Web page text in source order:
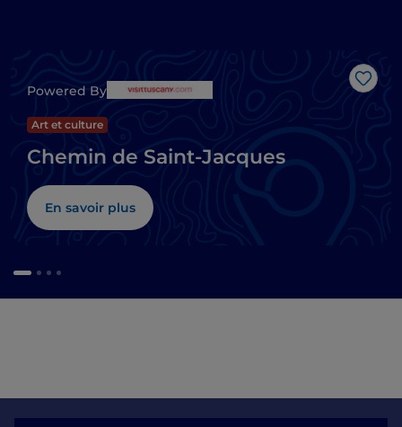
Powered By
Art et culture
Chemin de Saint-Jacques
En savoir plus